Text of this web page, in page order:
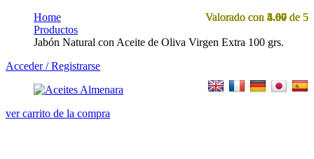
Home
Productos
Jabón Natural con Aceite de Oliva Virgen Extra 100 grs.
Acceder / Registrarse
ver carrito de la compra
Valorado con 4.00 de 5
Valorado con 5.00 de 5
Valorado con 5.00 de 5
Valorado con 4.67 de 5